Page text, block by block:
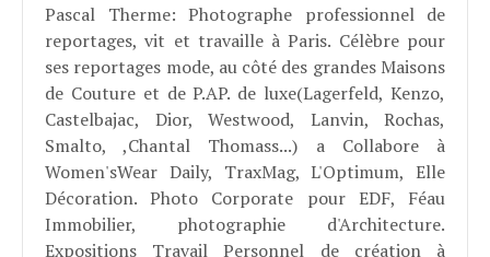
Pascal Therme: Photographe professionnel de
reportages, vit et travaille à Paris. Célèbre pour
ses reportages mode, au côté des grandes Maisons
de Couture et de P.AP. de luxe(Lagerfeld, Kenzo,
Castelbajac, Dior, Westwood, Lanvin, Rochas,
Smalto, ,Chantal Thomass...) a Collabore à
Women'sWear Daily, TraxMag, L'Optimum, Elle
Décoration. Photo Corporate pour EDF, Féau
Immobilier, photographie d'Architecture.
Expositions Travail Personnel de création à